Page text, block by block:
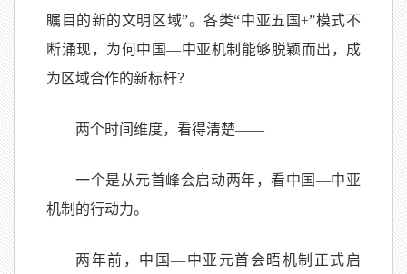
瞩目的新的文明区域”。各类“中亚五国+”模式不
断涌现，为何中国—中亚机制能够脱颖而出，成
为区域合作的新标杆？
两个时间维度，看得清楚——
一个是从元首峰会启动两年，看中国—中亚
机制的行动力。
两年前，中国—中亚元首会晤机制正式启